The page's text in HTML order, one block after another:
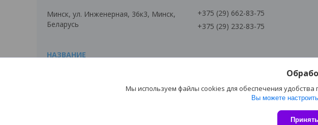
Минск, ул. Инженерная, 36к3, Минск,
Беларусь
+375 (29) 662-83-75
+375 (29) 232-83-75
Сайт
Мы используем файлы cookies для обеспечения
Вы можете